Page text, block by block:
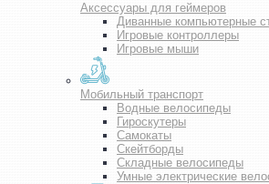
Аксессуары для геймеров
Диванные компьютерные
Игровые контроллеры
Игровые мыши
Мобильный транспорт
Водные велосипеды
Гироскутеры
Самокаты
Скейтборды
Складные велосипеды
Умные электрические